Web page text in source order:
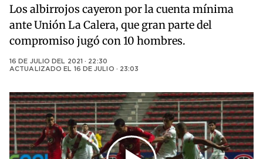
Los albirrojos cayeron por la cuenta mínima
ante Unión La Calera, que gran parte del
compromiso jugó con 10 hombres.
16 DE JULIO DEL 2021 · 22:30
ACTUALIZADO EL 16 DE JULIO · 23:03